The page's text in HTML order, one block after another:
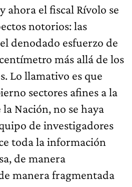
ahora el fiscal Rívolo se
notorios: las
denodado esfuerzo de
más allá de los
Lo llamativo es que
sectores afines a la
Nación, no se haya
de investigadores
toda la información
de manera
manera fragmentada